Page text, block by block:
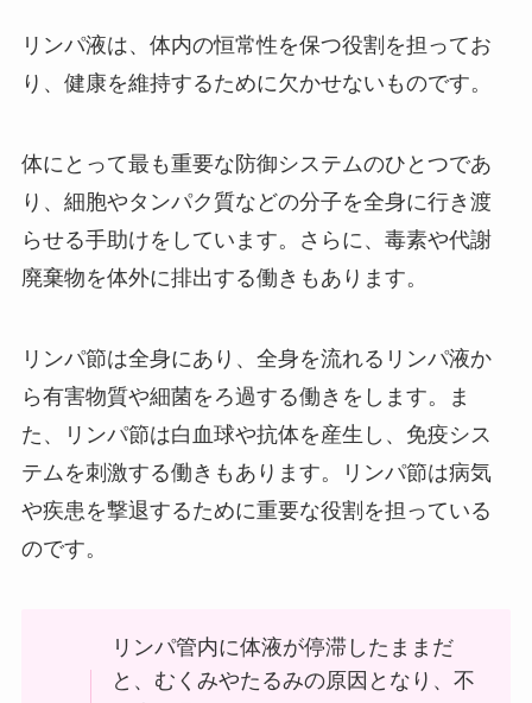
リンパ液は、体内の恒常性を保つ役割を担ってお
り、健康を維持するために欠かせないものです。
体にとって最も重要な防御システムのひとつであ
り、細胞やタンパク質などの分子を全身に行き渡
らせる手助けをしています。さらに、毒素や代謝
廃棄物を体外に排出する働きもあります。
リンパ節は全身にあり、全身を流れるリンパ液か
ら有害物質や細菌をろ過する働きをします。ま
た、リンパ節は白血球や抗体を産生し、免疫シス
テムを刺激する働きもあります。リンパ節は病気
や疾患を撃退するために重要な役割を担っている
のです。
リンパ管内に体液が停滞したままだ
と、むくみやたるみの原因となり、不